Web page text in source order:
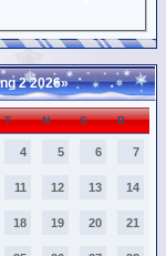
2 2026»
T N S B
4 5 6 7
11 12 13 14
18 19 20 21